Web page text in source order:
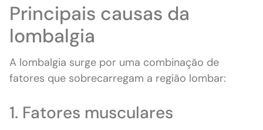
Principais causas da
lombalgia
A lombalgia surge por uma combinação de
fatores que sobrecarregam a região lombar:
1. Fatores musculares